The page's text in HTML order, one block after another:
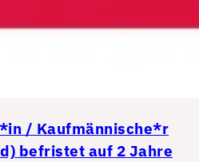
/ Kaufmännische*r
befristet auf 2 Jahre